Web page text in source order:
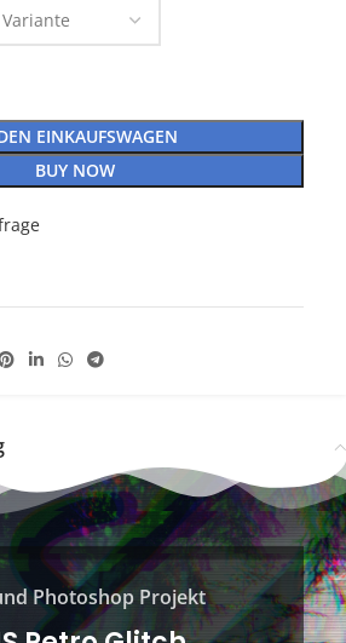
EINKAUFSWAGEN
BUY NOW
Photoshop Projekt